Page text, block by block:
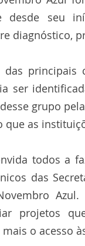
desde seu
diagnóstico,
principais
ser
grupo
que as
todos a
das
projetos
o acesso